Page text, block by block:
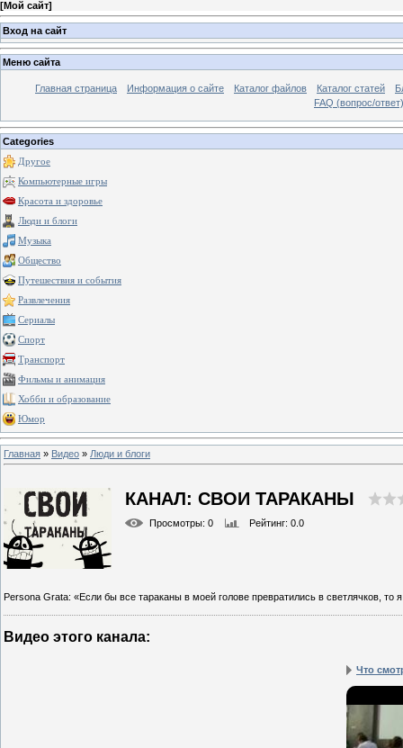
[Мой сайт]
Вход на сайт
Меню сайта
Главная страница Информация о сайте Каталог файлов Каталог статей
FAQ (вопрос/ответ)
Categories
Другое
Компьютерные игры
Красота и здоровье
Люди и блоги
Музыка
Общество
Путешествия и события
Развлечения
Сериалы
Спорт
Транспорт
Фильмы и анимация
Хобби и образование
Юмор
Главная » Видео » Люди и блоги
КАНАЛ: СВОИ ТАРАКАНЫ
Просмотры: 0 Рейтинг: 0.0
Persona Grata: «Если бы все тараканы в моей голове превратились в светлячков, то
Видео этого канала:
Что